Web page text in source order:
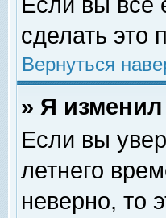
сделать это
Вернуться
» Я
Если вы
летнего
неверно, то